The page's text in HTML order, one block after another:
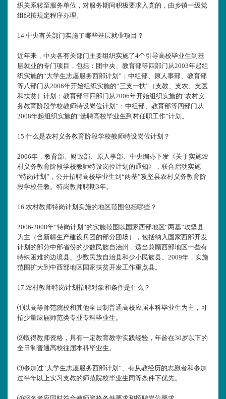
织关系转至服务单位，对服务期间积极要求入党的，由乡镇一级党
组织按规定程序办理。
14.中央有关部门实施了哪些基层就业项目？
近年来，中央各有关部门主要组织实施了4个引导高校毕业生到基
层就业的专门项目，包括：团中央、教育部等四部门从2003年起组
织实施的“大学生志愿服务西部计划”；中组部、原人事部、教育部
等八部门从2006年开始组织实施的“三支一扶”（支教、支农、支医
和扶贫）计划；教育部等四部门从2006年开始组织实施的“农村义
务教育阶段学校教师特设岗位计划”；中组部、教育部等四部门从
2008年起组织实施的“选聘高校毕业生到村任职工作”计划。
15.什么是农村义务教育阶段学校教师特设岗位计划？
2006年，教育部、财政部、原人事部、中央编办下发《关于实施农
村义务教育阶段学校教师特设岗位计划的通知》，联合启动实施
“特岗计划”，公开招聘高校毕业生到“两基”攻坚县农村义务教育阶
段学校任教。特岗教师聘期3年。
16.农村教师特岗计划实施的地区范围包括哪些？
2006-2008年“特岗计划”的实施范围以国家西部地区“两基”攻坚县
为主（含新疆生产建设兵团的部分团场），包括纳入国家西部开发
计划的部分中部省份的少数民族自治州，适当兼顾西部地区一些有
特殊困难的边境县、少数民族自治县和少小民族县。2009年，实施
范围扩大到中西部地区国家扶贫开发工作重点县。
17.农村教师特岗计划招聘对象和条件是什么？
⑴以高等师范院校和其他全日制普通高校应届本科毕业生为主，可
招少量应届师范类专业专科毕业生。
⑵取得教师资格，具有一定教育教学实践经验，年龄在30岁以下的
全日制普通高校往届本科毕业生。
⑶参加过“大学生志愿服务西部计划”、有从教经历的志愿者和参加
过半年以上实习支教的师范院校毕业生同等条件下优先。